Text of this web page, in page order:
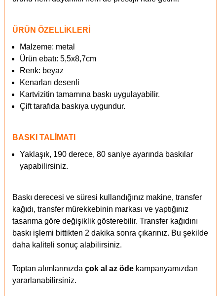
ÜRÜN ÖZELLİKLERİ
Malzeme: metal
Ürün ebatı: 5,5x8,7cm
Renk: beyaz
Kenarları desenli
Kartvizitin tamamına baskı uygulayabilir.
Çift tarafıda baskıya uygundur.
BASKI TALİMATI
Yaklaşık, 190 derece, 80 saniye ayarında baskılar
yapabilirsiniz.
Baskı derecesi ve süresi kullandığınız makine, transfer
kağıdı, transfer mürekkebinin markası ve yaptığınız
tasarıma göre değişiklik gösterebilir. Transfer kağıdını
baskı işlemi bittikten 2 dakika sonra çıkarınız. Bu şekilde
daha kaliteli sonuç alabilirsiniz.
Toptan alımlarınızda çok al az öde kampanyamızdan
yararlanabilirsiniz.